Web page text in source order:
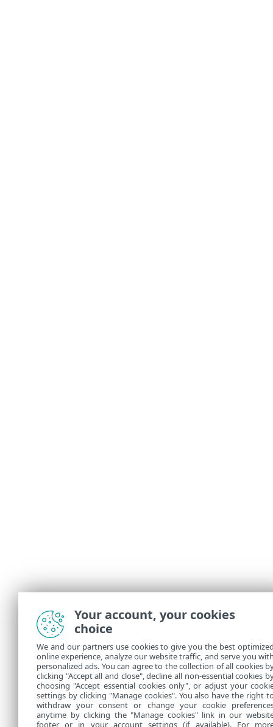
Your account, your cookies
choice
We and our partners use cookies to give you the best
online experience, analyze our website traffic, and serve you
personalized ads. You can agree to the collection of all cookies
clicking "Accept all and close", decline all non-essential cookies
choosing "Accept essential cookies only", or adjust your
settings by clicking "Manage cookies". You also have the right
withdraw your consent or change your cookie
anytime by clicking the "Manage cookies" link in our
footer or in your account settings (if available). For